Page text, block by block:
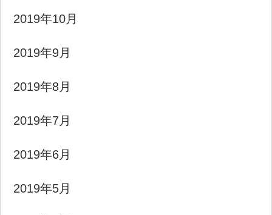
2019年10月
2019年9月
2019年8月
2019年7月
2019年6月
2019年5月